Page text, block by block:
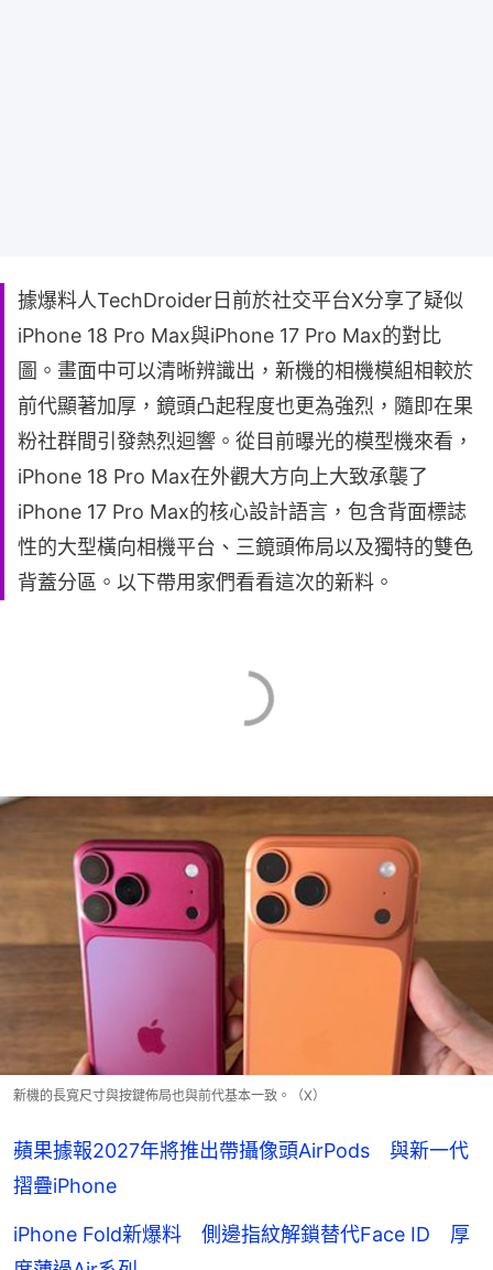
據爆料人TechDroider日前於社交平台X分享了疑似
iPhone 18 Pro Max與iPhone 17 Pro Max的對比
圖。畫面中可以清晰辨識出，新機的相機模組相較於
前代顯著加厚，鏡頭凸起程度也更為強烈，隨即在果
粉社群間引發熱烈迴響。從目前曝光的模型機來看，
iPhone 18 Pro Max在外觀大方向上大致承襲了
iPhone 17 Pro Max的核心設計語言，包含背面標誌
性的大型橫向相機平台、三鏡頭佈局以及獨特的雙色
背蓋分區。以下帶用家們看看這次的新料。
新機的長寬尺寸與按鍵佈局也與前代基本一致。（X）
蘋果據報2027年將推出帶攝像頭AirPods 與新一代
摺疊iPhone
iPhone Fold新爆料 側邊指紋解鎖替代Face ID 厚